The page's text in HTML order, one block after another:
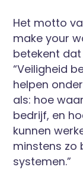
Het motto
make your
betekent
“Veiligheid
helpen
als: hoe
bedrijf, en
kunnen
minstens zo
systemen.”